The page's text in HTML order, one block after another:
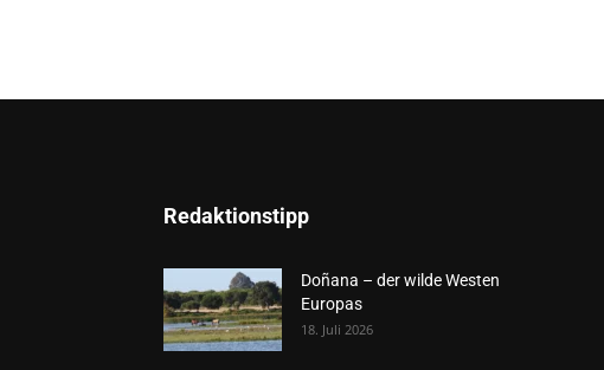
Redaktionstipp
Doñana – der wilde Westen
Europas
18. Juli 2026